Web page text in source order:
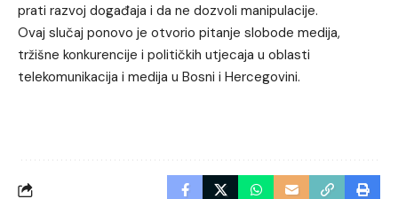
prati razvoj događaja i da ne dozvoli manipulacije.
Ovaj slučaj ponovo je otvorio pitanje slobode medija,
tržišne konkurencije i političkih utjecaja u oblasti
telekomunikacija i medija u Bosni i Hercegovini.